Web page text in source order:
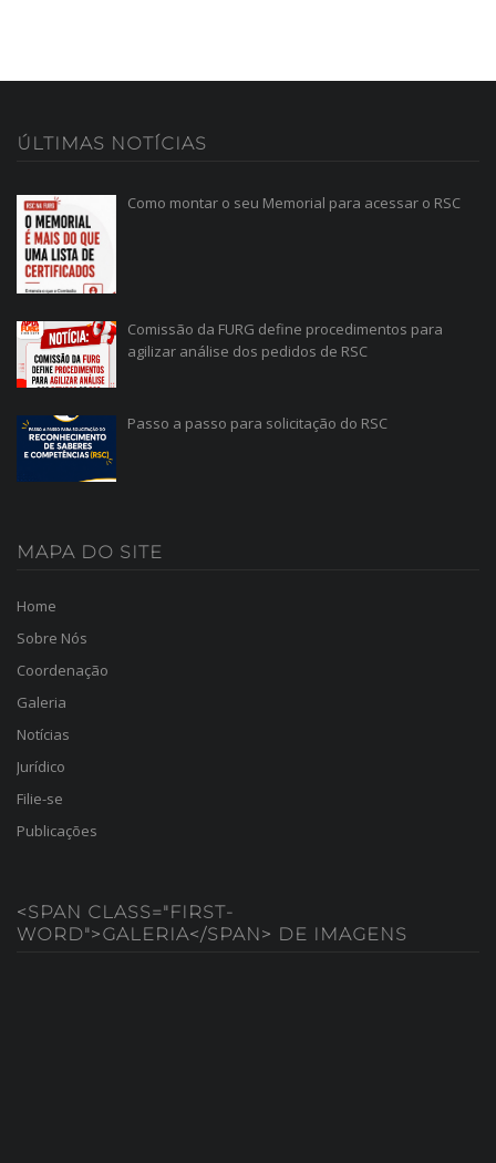
ÚLTIMAS NOTÍCIAS
Como montar o seu Memorial para acessar o RSC
Comissão da FURG define procedimentos para
agilizar análise dos pedidos de RSC
Passo a passo para solicitação do RSC
MAPA DO SITE
Home
Sobre Nós
Coordenação
Galeria
Notícias
Jurídico
Filie-se
Publicações
<SPAN CLASS="FIRST-
WORD">GALERIA</SPAN> DE IMAGENS